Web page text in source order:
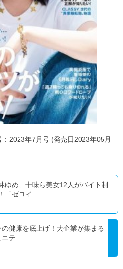
2023年7月号 (発売日2023年05月
ゆめ、十味ら美女12人がバイト制
「ゼロイ...
健康を底上げ！大企業が集まる
ニテ...